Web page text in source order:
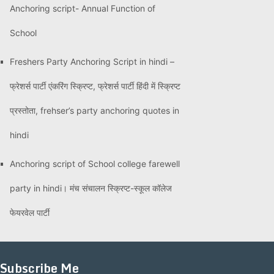
Anchoring script- Annual Function of
School
Freshers Party Anchoring Script in hindi –
फ्रेशर्स पार्टी एंकरिंग स्क्रिप्ट, फ्रेशर्स पार्टी हिंदी में स्क्रिप्ट
प्रस्तोता, frehser’s party anchoring quotes in
hindi
Anchoring script of School college farewell
party in hindi। मंच संचालन स्क्रिप्ट-स्कूल कॉलेज
फेयरवेल पार्टी
Subscribe Me